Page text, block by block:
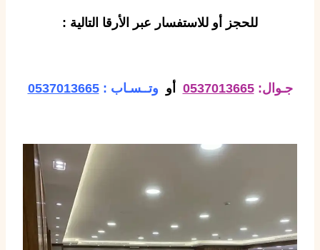
للحجز أو للاستفسار عبر الأرقا التالية :
جـوال:0537013665 أو وتــسـاب :0537013665